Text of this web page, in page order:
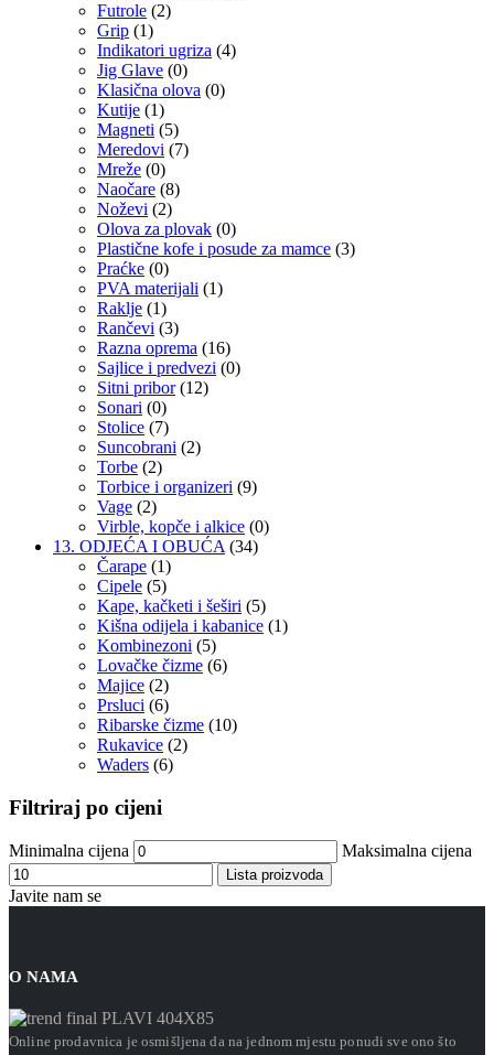
Futrole (2)
Grip (1)
Indikatori ugriza (4)
Jig Glave (0)
Klasična olova (0)
Kutije (1)
Magneti (5)
Meredovi (7)
Mreže (0)
Naočare (8)
Noževi (2)
Olova za plovak (0)
Plastične kofe i posude za mamce (3)
Praćke (0)
PVA materijali (1)
Raklje (1)
Rančevi (3)
Razna oprema (16)
Sajlice i predvezi (0)
Sitni pribor (12)
Sonari (0)
Stolice (7)
Suncobrani (2)
Torbe (2)
Torbice i organizeri (9)
Vage (2)
Virble, kopče i alkice (0)
13. ODJEĆA I OBUĆA (34)
Čarape (1)
Cipele (5)
Kape, kačketi i šeširi (5)
Kišna odijela i kabanice (1)
Kombinezoni (5)
Lovačke čizme (6)
Majice (2)
Prsluci (6)
Ribarske čizme (10)
Rukavice (2)
Waders (6)
Filtriraj po cijeni
Minimalna cijena Maksimalna cijena
Lista proizvoda
Javite nam se
O NAMA
Online prodavnica je osmišljena da na jednom mjestu ponudi sve ono što